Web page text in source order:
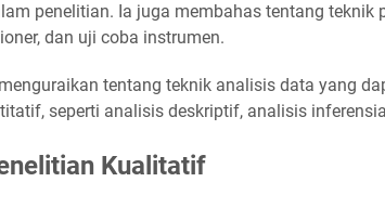
penelitian. Ia juga membahas tentang teknik
dan uji coba instrumen.
tentang teknik analisis data yang
seperti analisis deskriptif, analisis
Kualitatif